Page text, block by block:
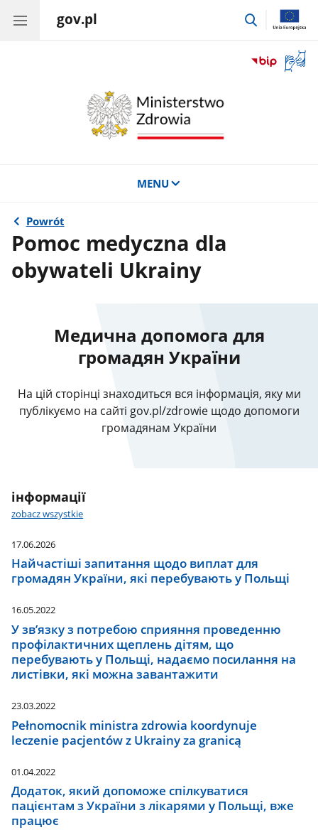
gov.pl
przejdź
okno
MENU
Powrót
Pomoc medyczna dla
obywateli Ukrainy
Медична допомога для
громадян України
На цій сторінці знаходиться вся інформація, яку ми
публікуємо на сайті gov.pl/zdrowie щодо допомоги
громадянам України
інформації
zobacz wszystkie
17.06.2026
Найчастіші запитання щодо виплат для
громадян України, які перебувають у Польщі
16.05.2022
У зв’язку з потребою сприяння проведенню
профілактичних щеплень дітям, що
перебувають у Польщі, надаємо посилання на
листівки, які можна завантажити
23.03.2022
Pełnomocnik ministra zdrowia koordynuje
leczenie pacjentów z Ukrainy za granicą
01.04.2022
Додаток, який допоможе спілкуватися
пацієнтам з України з лікарями у Польщі, вже
працює